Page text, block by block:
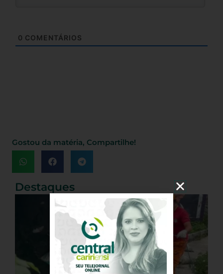
0 COMENTÁRIOS
Gostou da matéria, Compartilhe!
Destaques